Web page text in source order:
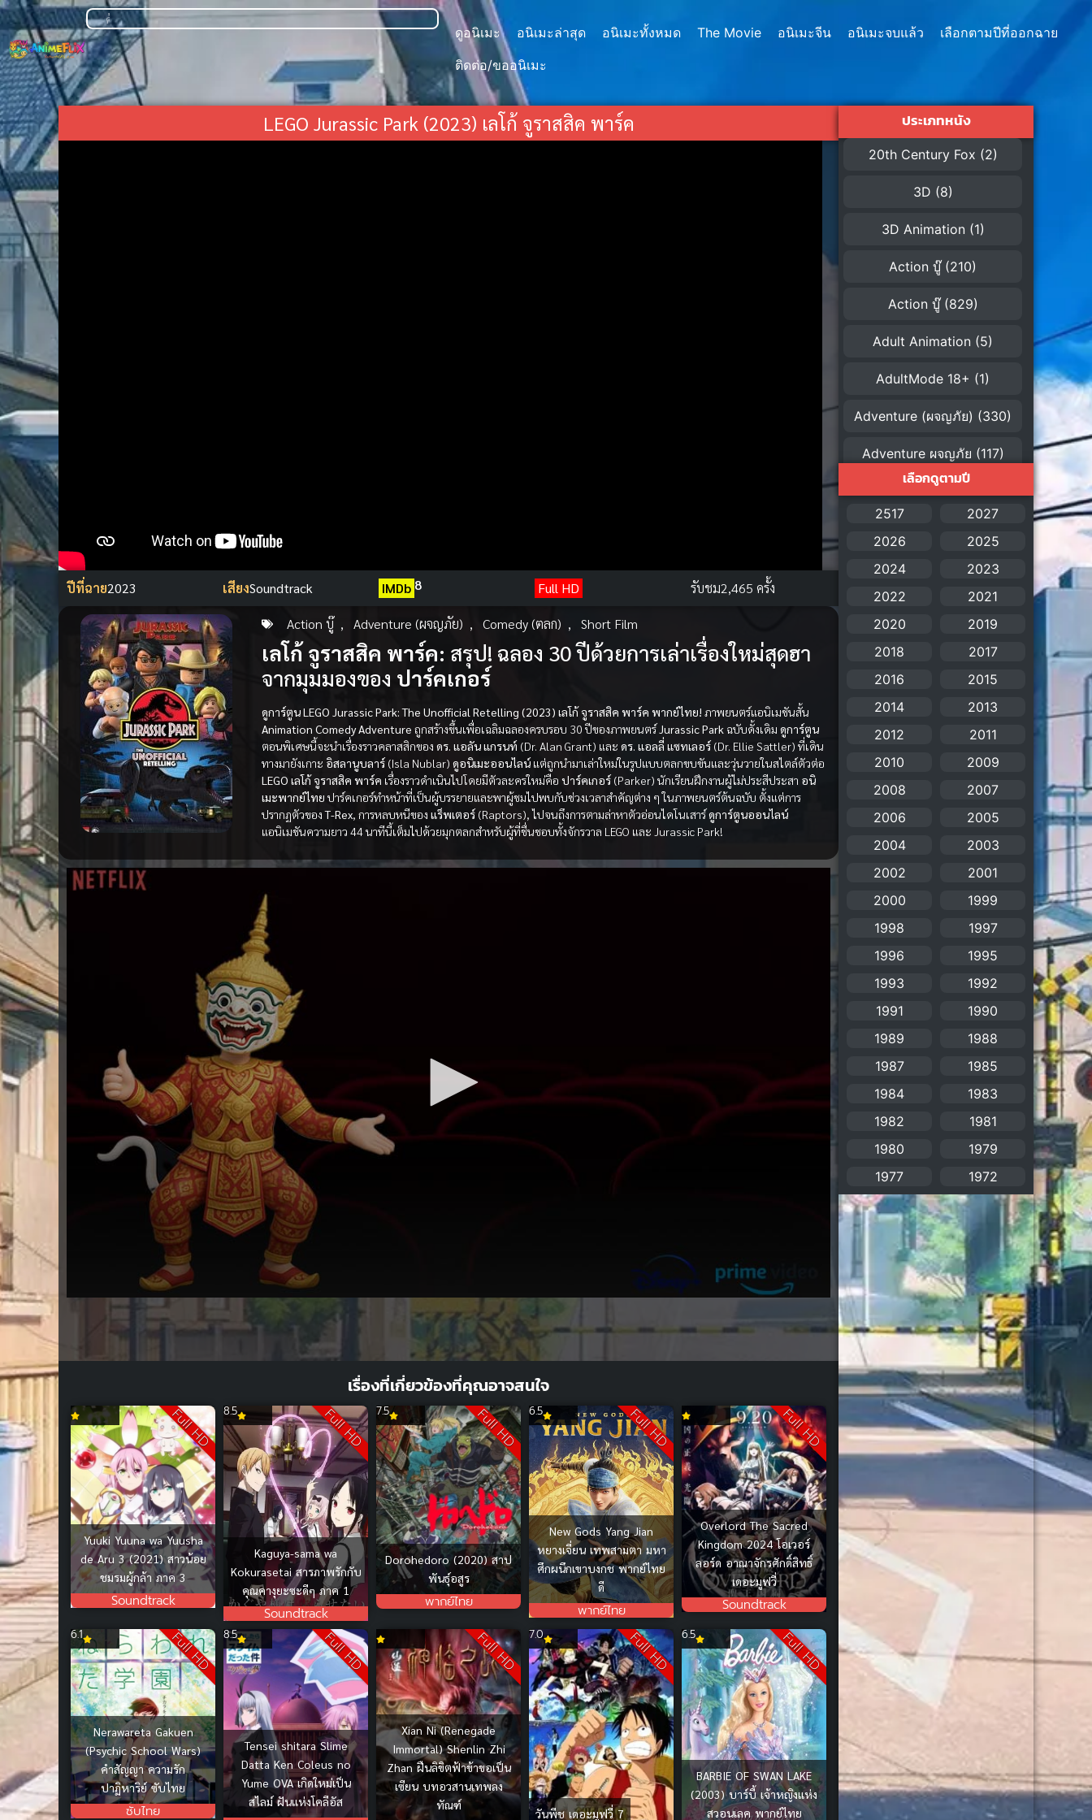
ดูอนิเมะ อนิเมะล่าสุด อนิเมะทั้งหมด The Movie อนิเมะจีน อนิเมะจบแล้ว
เลือกตามปีที่ออกฉาย
ติดต่อ/ขออนิเมะ
LEGO Jurassic Park (2023) เลโก้ จูราสสิค พาร์ค
ปีที่ฉาย2023 เสียงSoundtrack IMDb 8 Full HD รับชม2,465 ครั้ง
Action บู๊ , Adventure (ผจญภัย) , Comedy (ตลก) , Short Film
เลโก้ จูราสสิค พาร์ค: สรุป! ฉลอง 30 ปีด้วยการเล่าเรื่องใหม่สุดฮา
จากมุมมองของ ปาร์คเกอร์
ดูการ์ตูน LEGO Jurassic Park: The Unofficial Retelling (2023) เลโก้ จูราสสิค พาร์ค พากย์ไทย! ภาพยนตร์แอนิเมชันสั้น
Animation Comedy Adventure ถูกสร้างขึ้นเพื่อเฉลิมฉลองครบรอบ 30 ปีของภาพยนตร์Jurassic Park ฉบับดั้งเดิม ดูการ์ตูน
ตอนพิเศษนี้จะนำเรื่องราวคลาสสิกของ ดร. แอลัน แกรนท์ (Dr. Alan Grant) และ ดร. แอลลี่ แซทเลอร์(Dr. Ellie Sattler) ที่เดิน
ทางมายังเกาะ อิสลานูบลาร์(Isla Nublar) ดูอนิเมะออนไลน์ แต่ถูกนำมาเล่าใหม่ในรูปแบบตลกขบขันและวุ่นวายในสไตล์ตัวต่อ
LEGO เลโก้ จูราสสิค พาร์ค เรื่องราวดำเนินไปโดยมีตัวละครใหม่คือ ปาร์คเกอร์(Parker) นักเรียนฝึกงานผู้ไม่ประสีประสา อนิ
เมะพากย์ไทย ปาร์คเกอร์ทำหน้าที่เป็นผู้บรรยายและพาผู้ชมไปพบกับช่วงเวลาสำคัญต่าง ๆ ในภาพยนตร์ต้นฉบับ ตั้งแต่การ
ปรากฏตัวของT-Rex, การหลบหนีของ แร็พเตอร์(Raptors), ไปจนถึงการตามล่าหาตัวอ่อนไดโนเสาร์ดูการ์ตูนออนไลน์
แอนิเมชันความยาว 44 นาทีนี้เต็มไปด้วยมุกตลกสำหรับผู้ที่ชื่นชอบทั้งจักรวาล LEGO และ Jurassic Park!
เรื่องที่เกี่ยวข้องที่คุณอาจสนใจ
Full HD
Yuuki Yuuna wa Yuusha
de Aru 3 (2021) สาวน้อย
ชมรมผู้กล้า ภาค 3
Soundtrack
Full HD
Kaguya-sama wa
Kokurasetai สารภาพรักกับ
คุณคางุยะซะดีๆ ภาค 1
Soundtrack
8.5 Full HD
Dorohedoro (2020) สาป
พันธุ์อสูร
พากย์ไทย
7.5 Full HD
New Gods Yang Jian
หยางเจี่ยน เทพสามตา มหา
ศึกผนึกเขาบงกช พากย์ไทย
ดี
พากย์ไทย
6.5 Full HD
Overlord The Sacred
Kingdom 2024 โอเวอร์
ลอร์ด อาณาจักรศักดิ์สิทธิ์
เดอะมูฟวี่
Soundtrack
Full HD
Nerawareta Gakuen
(Psychic School Wars)
คำสัญญา ความรัก
ปาฏิหาริย์ ซับไทย
ซับไทย
6.1 Full HD
Tensei shitara Slime
Datta Ken Coleus no
Yume OVA เกิดใหม่เป็น
สไลม์ ฝันแห่งโคลีอัส
8.5 Full HD
Xian Ni (Renegade
Immortal) Shenlin Zhi
Zhan ฝืนลิขิตฟ้าข้าขอเป็น
เซียน บทอวสานเทพลง
ทัณฑ์
Full HD
วันพีช เดอะมูฟวี่ 7
7.0 Full HD
BARBIE OF SWAN LAKE
(2003) บาร์บี้ เจ้าหญิงแห่ง
สวอนเลค พากย์ไทย
6.5
ประเภทหนัง
20th Century Fox (2)
3D (8)
3D Animation (1)
Action บู๊(210)
Action บู๊(829)
Adult Animation (5)
AdultMode 18+ (1)
Adventure (ผจญภัย) (330)
Adventure ผจญภัย (117)
(1)
American (4)
Anal (ประตูหลัง) (11)
Animation การ์ตูน(88)
Animation อนิเมะ(72)
Animation แอนิเมชั่น(1)
anime (106)
Anime อนิเมะ (112)
Apple TV+ (1)
Big tits (นมใหญ่)(19)
Biography (1)
Bitch (ผู้หญิงร่าน)(1)
Blood(1)
Bondage (ทาส)(1)
boys love(1)
Censored (เซ็นเซอร์)(19)
CG Animation(2)
Childhood(1)
Comedy (ตลก)(349)
Comedy ตลก
Comic Book การ์ตูน
Coming of Age
Coming of Age ก้าวพ้นวัย
(7)
Coming-of-Age
Coming-of-Age ก้าวผ่านวัย
Creampie (หลั่งใน) (19)
Crime(42)
เลือกดูตามปี
2517
2027
2026
2025
2024
2023
2022
2021
2020
2019
2018
2017
2016
2015
2014
2013
2012
2011
2010
2009
2008
2007
2006
2005
2004
2003
2002
2001
2000
1999
1998
1997
1996
1995
1993
1992
1991
1990
1989
1988
1987
1985
1984
1983
1982
1981
1980
1979
1977
1972